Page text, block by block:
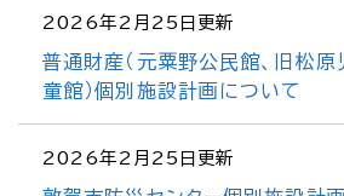
2026年2月25日更新
普通財産（元粟野公民館、旧松原
童館）個別施設計画について
2026年2月25日更新